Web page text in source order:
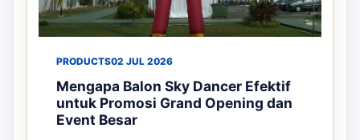
PRODUCTS02 JUL 2026
Mengapa Balon Sky Dancer Efektif
untuk Promosi Grand Opening dan
Event Besar